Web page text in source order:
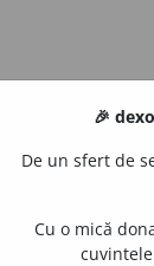
🎉
De un sfert de
Cu o mică